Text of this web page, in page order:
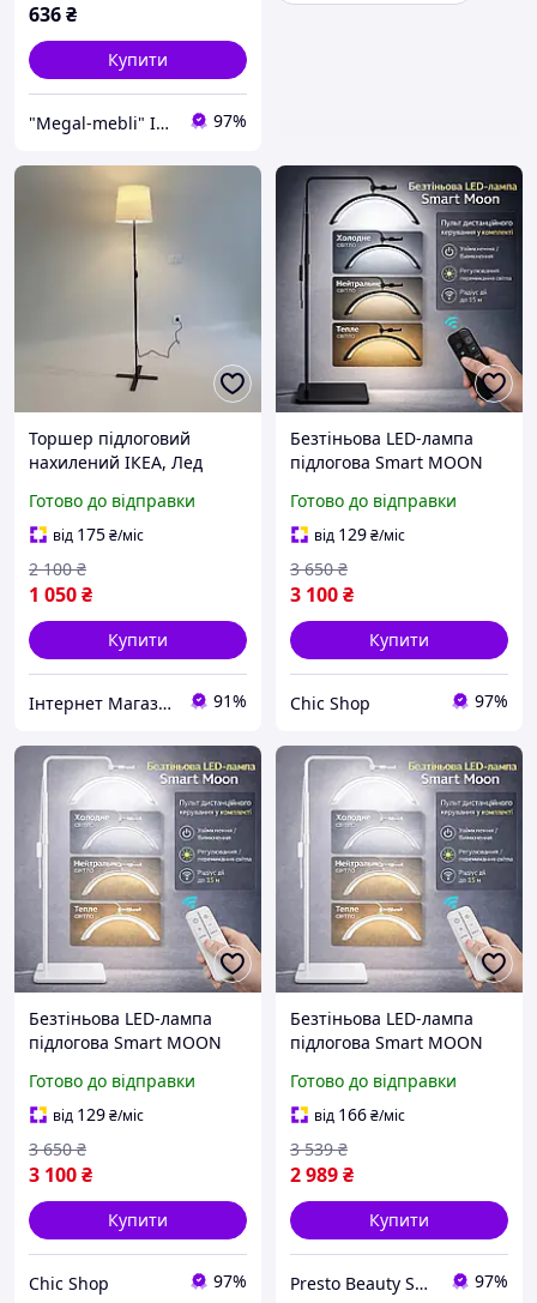
636₴
Купити
"Megal-mebli" Інтернет-магазин меблів та товарів для дому 97%
Торшер підлоговий
нахилений ІКЕА, Лед
Підлоговий світильник
низький, Настільні лампи
і торшери, MTS
Готово до відправки
від 175₴/міс
1 050₴
2 100 ₴
Купити
Інтернет Магазин "StepShop" 91%
Безтіньова LED-лампа
підлогова Smart MOON
тримачем для телефону,
складана, півмісяць
Чорна
Готово до відправки
від 129₴/міс
3 100₴
3 650 ₴
Купити
Chic Shop 97%
Безтіньова LED-лампа
підлогова Smart MOON
тримачем для телефону,
складана, півмісяць Біла
Готово до відправки
від 129₴/міс
3 100₴
3 650 ₴
Купити
Chic Shop 97%
Безтіньова LED-лампа
підлогова Smart MOON
тримачем для телефону,
складана, півмісяць Біла
Готово до відправки
від 166₴/міс
2 989₴
3 539 ₴
Купити
Presto Beauty Shop 97%